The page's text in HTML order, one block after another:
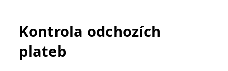
Kontrola odchozích
plateb